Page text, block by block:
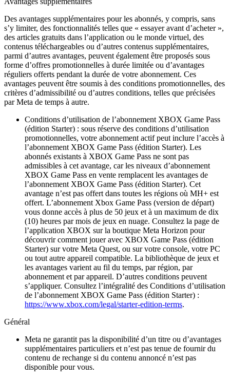
Des avantages supplémentaires pour les abonnés, y compris, sans
s’y limiter, des fonctionnalités telles que « essayer avant d’acheter »,
des articles gratuits dans l’application ou le monde virtuel, des
contenus téléchargeables ou d’autres contenus supplémentaires,
parmi d’autres avantages, peuvent également être proposés sous
forme d’offres promotionnelles à durée limitée ou d’avantages
réguliers offerts pendant la durée de votre abonnement. Ces
avantages peuvent être soumis à des conditions promotionnelles, des
critères d’admissibilité ou d’autres conditions, telles que précisées
par Meta de temps à autre.
Conditions d’utilisation de l’abonnement XBOX Game Pass
(édition Starter) : sous réserve des conditions d’utilisation
promotionnelles, votre abonnement actif peut inclure l’accès à
l’abonnement XBOX Game Pass (édition Starter). Les
abonnés existants à XBOX Game Pass ne sont pas
admissibles à cet avantage, car les niveaux d’abonnement
XBOX Game Pass en vente remplacent les avantages de
l’abonnement XBOX Game Pass (édition Starter). Cet
avantage n’est pas offert dans toutes les régions où MH+ est
offert. L’abonnement Xbox Game Pass (version de départ)
vous donne accès à plus de 50 jeux et à un maximum de dix
(10) heures par mois de jeux en nuage. Consultez la page de
l’application XBOX sur la boutique Meta Horizon pour
découvrir comment jouer avec XBOX Game Pass (édition
Starter) sur votre Meta Quest, ou sur votre console, votre PC
ou tout autre appareil compatible. La bibliothèque de jeux et
les avantages varient au fil du temps, par région, par
abonnement et par appareil. D’autres conditions peuvent
s’appliquer. Consultez l’intégralité des Conditions d’utilisation
de l’abonnement XBOX Game Pass (édition Starter) :
https://www.xbox.com/legal/starter-edition-terms.
Général
Meta ne garantit pas la disponibilité d’un titre ou d’avantages
supplémentaires particuliers et n’est pas tenue de fournir du
contenu de rechange si du contenu annoncé n’est pas
disponible pour vous.